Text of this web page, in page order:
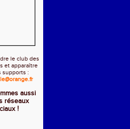
le club des
et apparaître
supports :
aussi
réseaux
!